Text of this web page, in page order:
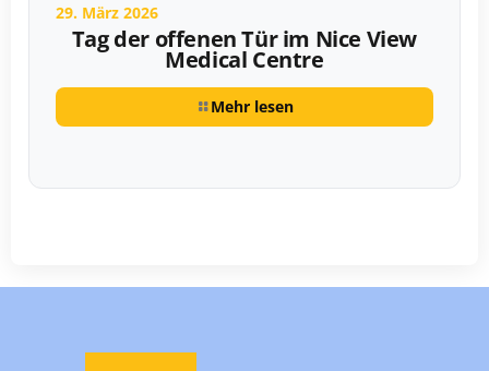
29. März 2026
Tag der offenen Tür im Nice View
Medical Centre
Mehr lesen